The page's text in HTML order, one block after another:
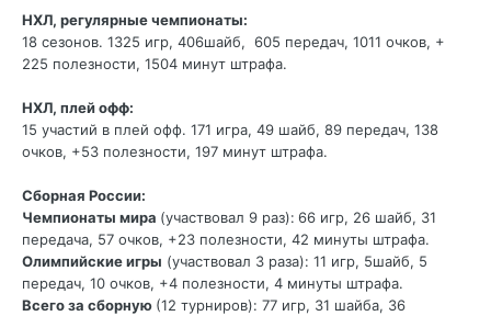
НХЛ, регулярные чемпионаты:
18 сезонов. 1325 игр, 406шайб, 605 передач, 1011 очков, +
225 полезности, 1504 минут штрафа.
НХЛ, плей офф:
15 участий в плей офф. 171 игра, 49 шайб, 89 передач, 138
очков, +53 полезности, 197 минут штрафа.
Сборная России:
Чемпионаты мира (участвовал 9 раз): 66 игр, 26 шайб, 31
передача, 57 очков, +23 полезности, 42 минуты штрафа.
Олимпийские игры (участвовал 3 раза): 11 игр, 5шайб, 5
передач, 10 очков, +4 полезности, 4 минуты штрафа.
Всего за сборную (12 турниров): 77 игр, 31 шайба, 36